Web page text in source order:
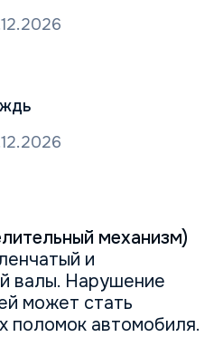
механизм)
и
валы. Нарушение
может стать
поломок автомобиля.